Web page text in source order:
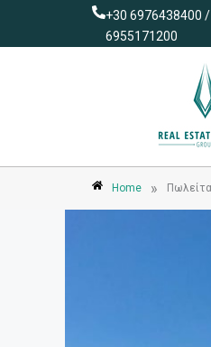
+30 6976438400
6955171200
Home »